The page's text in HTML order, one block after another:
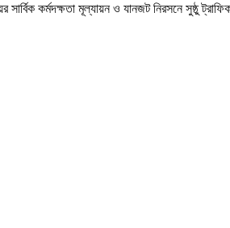
সার্বিক কর্মদক্ষতা মূল্যায়ন ও যানজট নিরসনে সুষ্ঠু